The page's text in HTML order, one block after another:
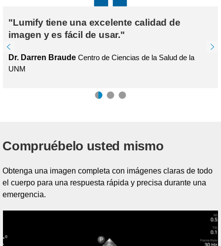
"Lumify tiene una excelente calidad de
imagen y es fácil de usar."
Dr. Darren Braude Centro de Ciencias de la Salud de la
UNM
Compruébelo usted mismo
Obtenga una imagen completa con imágenes claras de todo
el cuerpo para una respuesta rápida y precisa durante una
emergencia.